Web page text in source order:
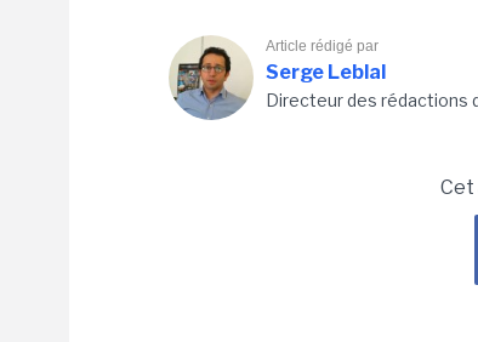
Article rédigé par
Serge Leblal
Directeur des rédactions
Cet